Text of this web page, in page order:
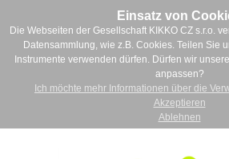
Einsatz von
Die Webseiten der Gesellschaft KIKKO CZ s.r.o.
Datensammlung, wie z.B. Cookies. Teilen Sie
Instrumente verwenden dürfen. Dürfen wir
anpassen?
Ich möchte mehr Informationen über die
Akzeptieren
Ablehnen